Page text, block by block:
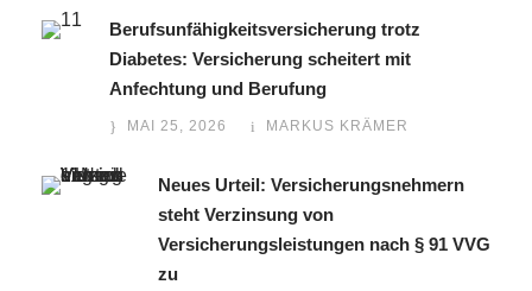
Berufsunfähigkeitsversicherung trotz
Diabetes: Versicherung scheitert mit
Anfechtung und Berufung
MAI 25, 2026 MARKUS KRÄMER
Neues Urteil: Versicherungsnehmern
steht Verzinsung von
Versicherungsleistungen nach § 91 VVG
zu